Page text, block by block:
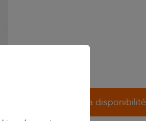
Vérifier la disponibilité